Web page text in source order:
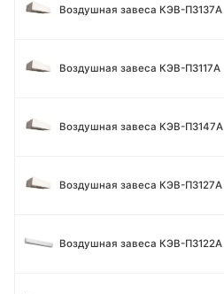
Воздушная завеса КЭВ-П3137A
Воздушная завеса КЭВ-П3117A
Воздушная завеса КЭВ-П3147A
Воздушная завеса КЭВ-П3127A
Воздушная завеса КЭВ-П3122A